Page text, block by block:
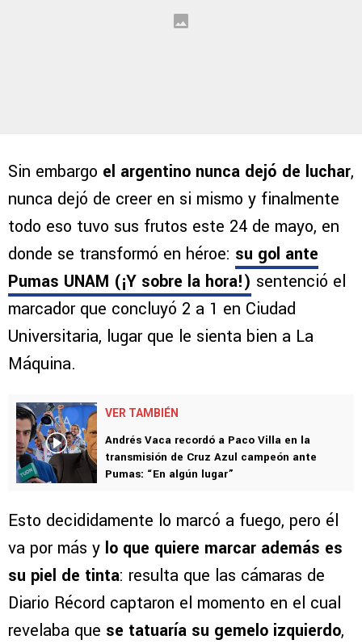
Sin embargo el argentino nunca dejó de luchar,
nunca dejó de creer en si mismo y finalmente
todo eso tuvo sus frutos este 24 de mayo, en
donde se transformó en héroe: su gol ante
Pumas UNAM (¡Y sobre la hora!) sentenció el
marcador que concluyó 2 a 1 en Ciudad
Universitaria, lugar que le sienta bien a La
Máquina.
VER TAMBIÉN
Andrés Vaca recordó a Paco Villa en la
transmisión de Cruz Azul campeón ante
Pumas: “En algún lugar”
Esto decididamente lo marcó a fuego, pero él
va por más y lo que quiere marcar además es
su piel de tinta: resulta que las cámaras de
Diario Récord captaron el momento en el cual
revelaba que se tatuaría su gemelo izquierdo,